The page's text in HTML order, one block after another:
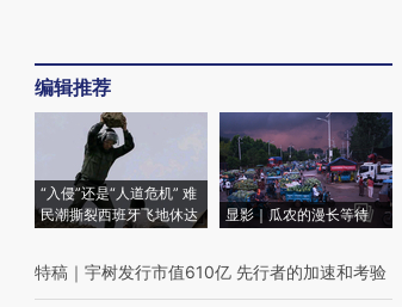
编辑推荐
“入侵”还是“人道危机” 难
民潮撕裂西班牙飞地休达
显影｜瓜农的漫长等待
特稿 ｜ 宇树发行市值610亿 先行者的加速和考验